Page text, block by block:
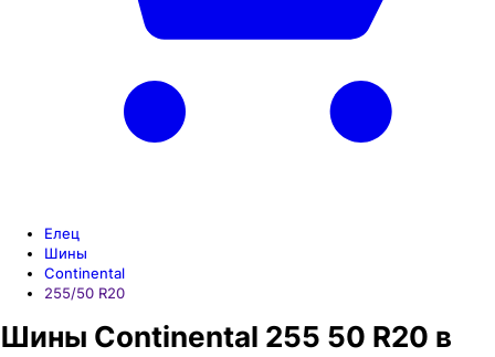
Елец
Шины
Continental
255/50 R20
Шины Continental 255 50 R20 в